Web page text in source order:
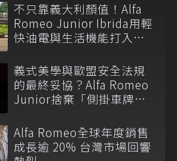
不只靠義大利顏值！Alfa
Romeo Junior Ibrida用輕
快油電與生活機能打入都
義式美學與歐盟安全法規
的最終妥協？Alfa Romeo
Junior捨棄「側掛車牌」
Alfa Romeo全球年度銷售
成長逾 20% 台灣市場回響